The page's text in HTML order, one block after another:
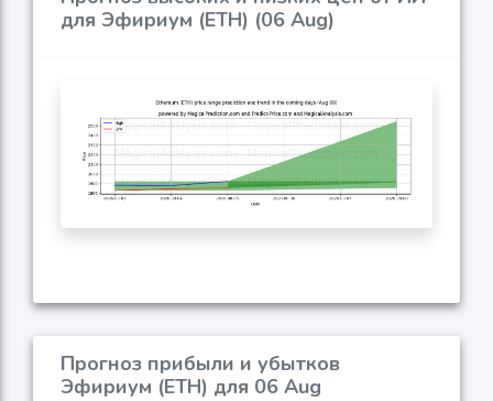
для Эфириум (ETH) (06 Aug)
Прогноз прибыли и убытков
Эфириум (ETH) для 06 Aug